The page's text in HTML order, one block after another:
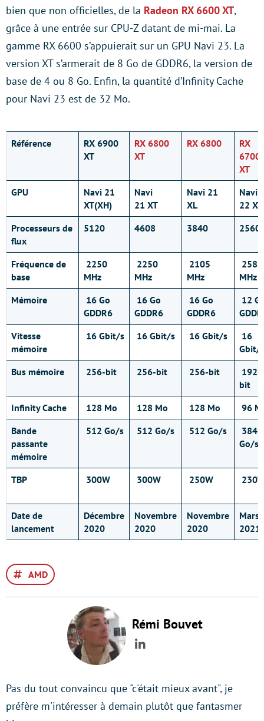
bien que non officielles, de la Radeon RX 6600 XT,
grâce à une entrée sur CPU-Z datant de mi-mai. La
gamme RX 6600 s’appuierait sur un GPU Navi 23. La
version XT s’armerait de 8 Go de GDDR6, la version de
base de 4 ou 8 Go. Enfin, la quantité d’Infinity Cache
pour Navi 23 est de 32 Mo.
Référence
RX 6900
XT
RX 6800
XT
RX 6800
RX
6700
XT
GPU
Navi 21
XT(XH)
Navi
21 XT
Navi 21
XL
Navi
22 XT
Processeurs de
flux
5120 4608 3840 2560
Fréquence de
base
2250
MHz
2250
MHz
2105
MHz
2581
MHz
Mémoire
16 Go
GDDR6
16 Go
GDDR6
16 Go
GDDR6
12
Vitesse
mémoire
16 Gbit/s 16 Gbit/s 16 Gbit/s
16
Gbit/s
Bus mémoire
256-bit 256-bit 256-bit
192-
bit
Infinity Cache
128 Mo 128 Mo 128 Mo
96
Bande
passante
mémoire
512 Go/s 512 Go/s 512 Go/s
384
Go/s
TBP 300W 300W 250W
Date de
lancement
Décembre
2020
Novembre
2020
Novembre
2020
Mars
2021
AMD
Rémi Bouvet
LinkedIn
Pas du tout convaincu que "c'était mieux avant", je
préfère m'intéresser à demain plutôt que fantasmer